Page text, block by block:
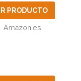
PRODUCTO
Amazon.es